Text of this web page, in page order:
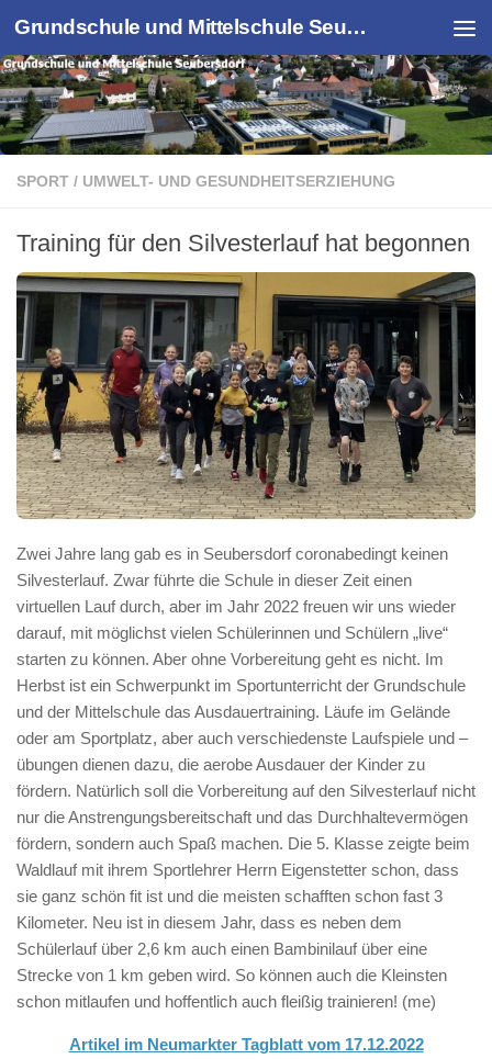
Zum Inhalt springen Grundschule und Mittelschule Seubersdorf
SPORT / UMWELT- UND GESUNDHEITSERZIEHUNG
Training für den Silvesterlauf hat begonnen
Zwei Jahre lang gab es in Seubersdorf coronabedingt keinen
Silvesterlauf. Zwar führte die Schule in dieser Zeit einen
virtuellen Lauf durch, aber im Jahr 2022 freuen wir uns wieder
darauf, mit möglichst vielen Schülerinnen und Schülern „live“
starten zu können. Aber ohne Vorbereitung geht es nicht. Im
Herbst ist ein Schwerpunkt im Sportunterricht der Grundschule
und der Mittelschule das Ausdauertraining. Läufe im Gelände
oder am Sportplatz, aber auch verschiedenste Laufspiele und –
übungen dienen dazu, die aerobe Ausdauer der Kinder zu
fördern. Natürlich soll die Vorbereitung auf den Silvesterlauf nicht
nur die Anstrengungsbereitschaft und das Durchhaltevermögen
fördern, sondern auch Spaß machen. Die 5. Klasse zeigte beim
Waldlauf mit ihrem Sportlehrer Herrn Eigenstetter schon, dass
sie ganz schön fit ist und die meisten schafften schon fast 3
Kilometer. Neu ist in diesem Jahr, dass es neben dem
Schülerlauf über 2,6 km auch einen Bambinilauf über eine
Strecke von 1 km geben wird. So können auch die Kleinsten
schon mitlaufen und hoffentlich auch fleißig trainieren! (me)
Artikel im Neumarkter Tagblatt vom 17.12.2022